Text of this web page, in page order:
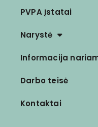
PVPA Įstatai
Narystė
Informacija
Darbo teisė
Kontaktai